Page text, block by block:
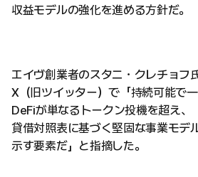
収益モデルの強化を進める方針だ。
エイヴ創業者のスタニ・クレチョフ
X（旧ツイッター）で「持続可能で一
DeFiが単なるトークン投機を超え、
貸借対照表に基づく堅固な事業モデ
示す要素だ」と指摘した。